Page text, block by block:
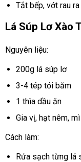
Tắt bếp, vớt rau
Lá Súp Lơ Xào
Nguyên liệu:
200g lá súp lơ
3-4 tép tỏi băm
1 thìa dầu ăn
Gia vị, hạt nêm,
Cách làm:
Rửa sạch từng lá